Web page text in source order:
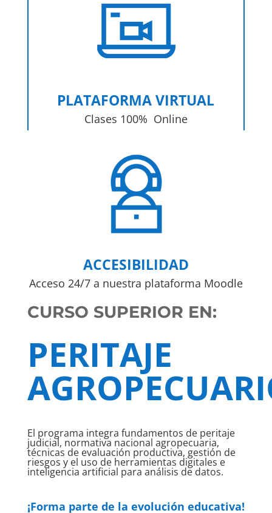
PLATAFORMA VIRTUAL
Clases 100% Online
ACCESIBILIDAD
Acceso 24/7 a nuestra plataforma Moodle
CURSO SUPERIOR EN:
PERITAJE
El programa integra fundamentos de peritaje
judicial, normativa nacional agropecuaria,
técnicas de evaluación productiva, gestión de
riesgos y el uso de herramientas digitales e
inteligencia artificial para análisis de datos.
¡Forma parte de la evolución educativa!